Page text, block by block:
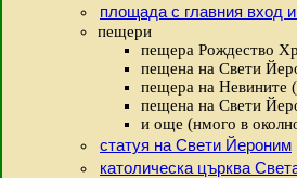
площада с главния вход
пещери
пещера Рождество
пещена на Свети
пещера на Невините
пещена на Свети
и още (нмого в
статуя на Свети Йероним
католическа църква